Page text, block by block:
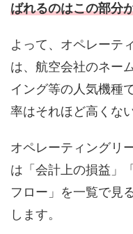
ばれるのはこの部分
よって、オペレーテ
は、航空会社のネー
イング等の人気機種
率はそれほど高くな
オペレーティングリ
は「会計上の損益」
フロー」を一覧で見
します。